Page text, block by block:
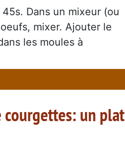
Dans un mixeur (ou
mixer. Ajouter le
les moules à
un plat